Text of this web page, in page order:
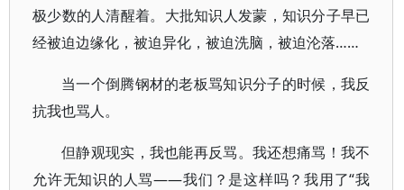
极少数的人清醒着。大批知识人发蒙，知识分子早已
经被迫边缘化，被迫异化，被迫洗脑，被迫沦落……
当一个倒腾钢材的老板骂知识分子的时候，我反
抗我也骂人。
但静观现实，我也能再反骂。我还想痛骂！我不
允许无知识的人骂——我们？是这样吗？我用了“我